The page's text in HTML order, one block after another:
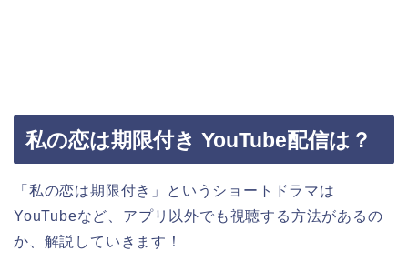
私の恋は期限付き YouTube配信は？
「私の恋は期限付き」
というショートドラマは
YouTubeなど、アプリ以外でも視聴する方法があるの
か、解説していきます！